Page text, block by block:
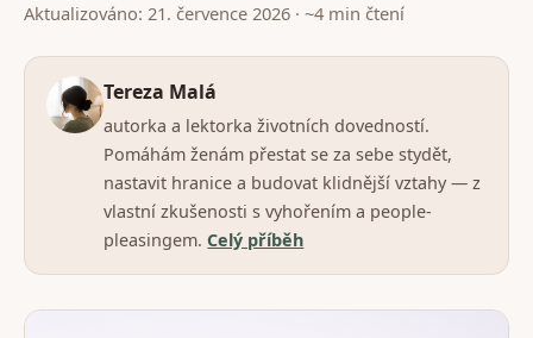
Aktualizováno: 21. července 2026 · ~4 min čtení
Tereza Malá
autorka a lektorka životních dovedností.
Pomáhám ženám přestat se za sebe stydět,
nastavit hranice a budovat klidnější vztahy — z
vlastní zkušenosti s vyhořením a people-
pleasingem.Celý příběh